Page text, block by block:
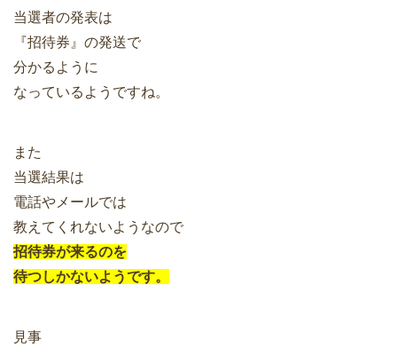
当選者の発表は
『招待券』の発送で
分かるように
なっているようですね。
また
当選結果は
電話やメールでは
教えてくれないようなので
招待券が来るのを
待つしかないようです。
見事